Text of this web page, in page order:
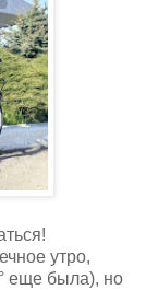
утро,
еще была), но